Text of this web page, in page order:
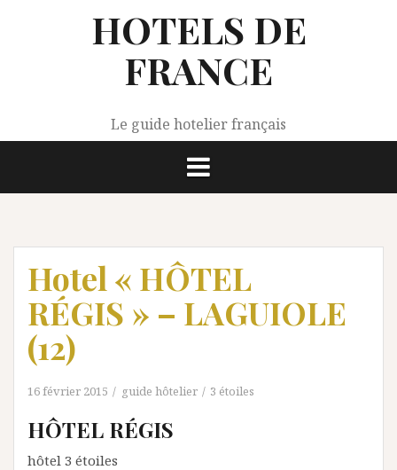
HOTELS DE
FRANCE
Le guide hotelier français
Hotel « HÔTEL
RÉGIS » – LAGUIOLE
(12)
16 février 2015 guide hôtelier 3 étoiles
HÔTEL RÉGIS
hôtel 3 étoiles